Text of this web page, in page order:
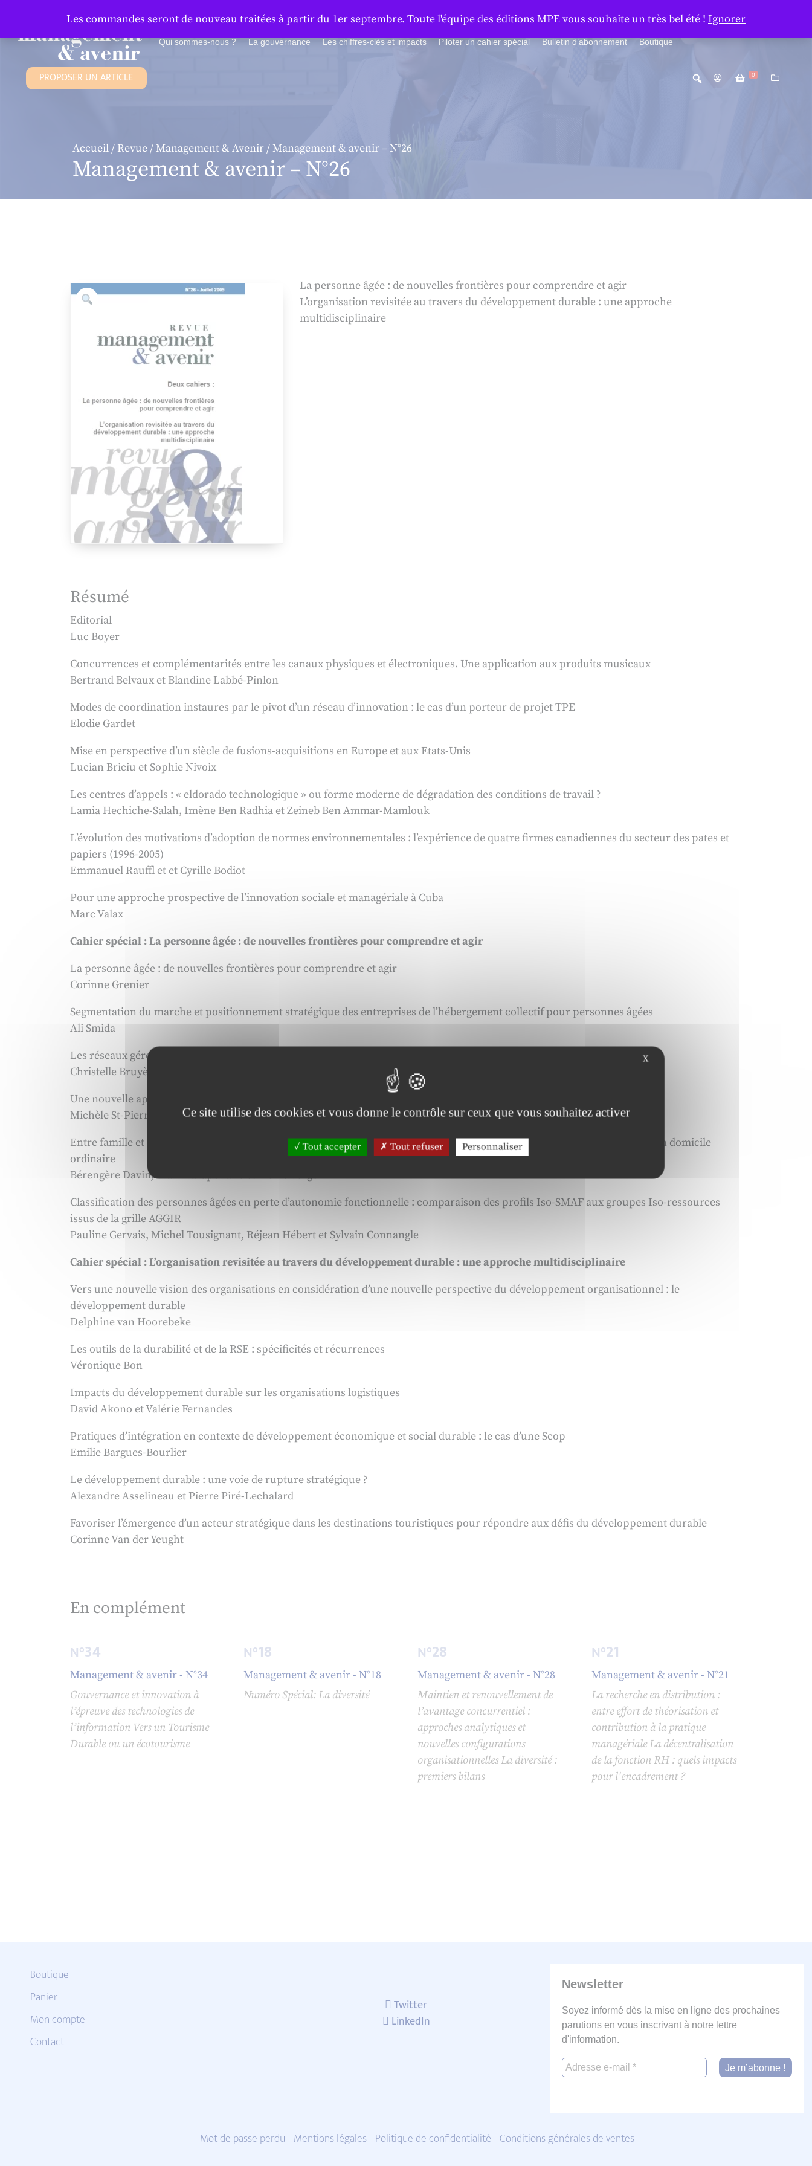
Qui sommes-nous ? La gouvernance Les chiffres-clés et impacts Piloter un cahier spécial Bulletin d’abonnement Boutique
PROPOSER UN ARTICLE 0
Accueil/ Revue/Management & Avenir/ Management & avenir – N°26
Management & avenir – N°26
La personne âgée : de nouvelles frontières pour comprendre et agir
L’organisation revisitée au travers du développement durable : une approche
multidisciplinaire
Résumé
Editorial
Luc Boyer
Concurrences et complémentarités entre les canaux physiques et électroniques. Une application aux produits musicaux
Bertrand Belvaux et Blandine Labbé-Pinlon
Modes de coordination instaures par le pivot d’un réseau d’innovation : le cas d’un porteur de projet TPE
Elodie Gardet
Mise en perspective d’un siècle de fusions-acquisitions en Europe et aux Etats-Unis
Lucian Briciu et Sophie Nivoix
Les centres d’appels : « eldorado technologique » ou forme moderne de dégradation des conditions de travail ?
Lamia Hechiche-Salah, Imène Ben Radhia et Zeineb Ben Ammar-Mamlouk
L’évolution des motivations d’adoption de normes environnementales : l’expérience de quatre firmes canadiennes du secteur des pates et
papiers (1996-2005)
Emmanuel Rauffl et et Cyrille Bodiot
Pour une approche prospective de l’innovation sociale et managériale à Cuba
Marc Valax
Cahier spécial : La personne âgée : de nouvelles frontières pour comprendre et agir
La personne âgée : de nouvelles frontières pour comprendre et agir
Corinne Grenier
Segmentation du marche et positionnement stratégique des entreprises de l’hébergement collectif pour personnes âgées
Ali Smida
Les réseaux gérontologiques : une réponse organisationnelle aux nouveaux défis du système de santé ?
Christelle Bruyère
Une nouvelle approche pour la gestion de l’intégration dans le système de santé : le cas des bénévoles et des professionnels
Michèle St-Pierre, Andrée Sévigny, J-Bernard Gauthier, André Tourigny et Clémence Dallaire
Entre famille et marche : déterminants et coûts monétaires de l’aide formelle et informelle reçue par les personnes âgées en domicile
ordinaire
Bérengère Davin, Alain Paraponaris et Pierre Verger
Classification des personnes âgées en perte d’autonomie fonctionnelle : comparaison des profils Iso-SMAF aux groupes Iso-ressources
issus de la grille AGGIR
Pauline Gervais, Michel Tousignant, Réjean Hébert et Sylvain Connangle
Cahier spécial : L’organisation revisitée au travers du développement durable : une approche multidisciplinaire
Vers une nouvelle vision des organisations en considération d’une nouvelle perspective du développement organisationnel : le
développement durable
Delphine van Hoorebeke
Les outils de la durabilité et de la RSE : spécificités et récurrences
Véronique Bon
Impacts du développement durable sur les organisations logistiques
David Akono et Valérie Fernandes
Pratiques d’intégration en contexte de développement économique et social durable : le cas d’une Scop
Emilie Bargues-Bourlier
Le développement durable : une voie de rupture stratégique ?
Alexandre Asselineau et Pierre Piré-Lechalard
Favoriser l’émergence d’un acteur stratégique dans les destinations touristiques pour répondre aux défis du développement durable
Corinne Van der Yeught
En complément
N°34
Management & avenir - N°34
Gouvernance et innovation à
l’épreuve des technologies de
l’information Vers un Tourisme
Durable ou un écotourisme
N°18
Management & avenir - N°18
Numéro Spécial: La diversité
N°28
Management & avenir - N°28
Maintien et renouvellement de
l’avantage concurrentiel :
approches analytiques et
nouvelles configurations
organisationnelles La diversité :
premiers bilans
N°21
Management & avenir - N°21
La recherche en distribution :
entre effort de théorisation et
contribution à la pratique
managériale La décentralisation
de la fonction RH : quels impacts
pour l'encadrement ?
Boutique
Panier
Mon compte
Contact
Twitter
LinkedIn
Newsletter
Soyez informé dès la mise en ligne des prochaines
parutions en vous inscrivant à notre lettre
d'information.
Mot de passe perdu Mentions légales Politique de confidentialité Conditions générales de ventes
Les commandes seront de nouveau traitées à partir du 1er septembre. Toute l'équipe des éditions MPE vous souhaite un très bel été ! Ignorer
X
Ce site utilise des cookies et vous donne le contrôle sur ceux que vous souhaitez activer
Tout accepter Tout refuser Personnaliser